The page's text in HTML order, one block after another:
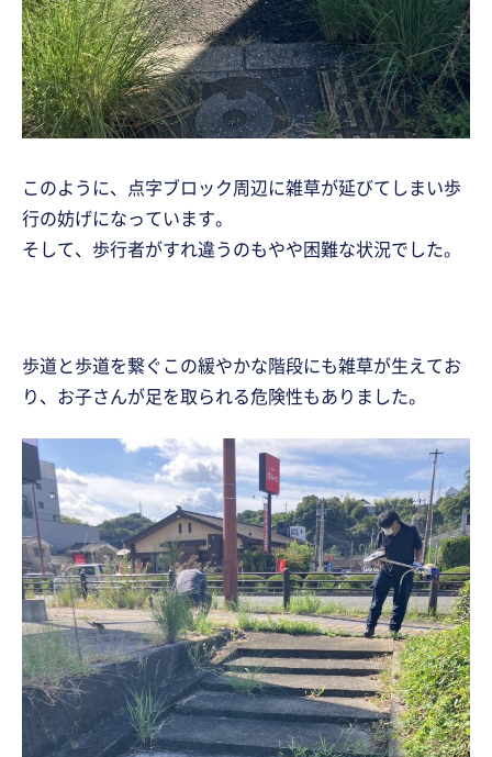
このように、点字ブロック周辺に雑草が延びてしまい歩
行の妨げになっています。
そして、歩行者がすれ違うのもやや困難な状況でした。
歩道と歩道を繋ぐこの緩やかな階段にも雑草が生えてお
り、お子さんが足を取られる危険性もありました。